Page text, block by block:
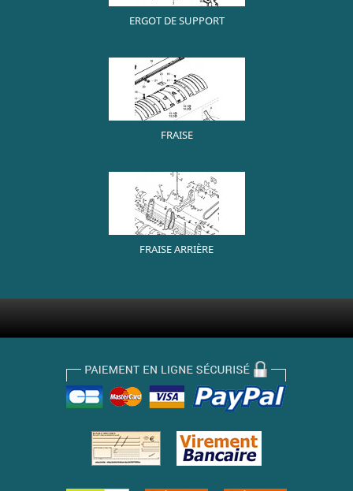
ERGOT DE SUPPORT
FRAISE
FRAISE ARRIÈRE